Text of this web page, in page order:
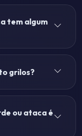
tem algum
grilos?
ou ataca é